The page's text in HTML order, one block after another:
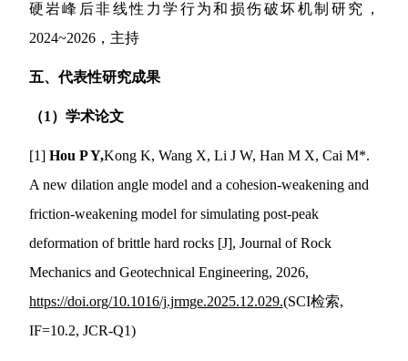
硬岩峰后非线性力学行为和损伤破坏机制研究，
2024~2026，主持
五、代表性研究成果
（1）学术论文
[1] Hou P Y,Kong K, Wang X, Li J W, Han M X, Cai M*.
A new dilation angle model and a cohesion-weakening and
friction-weakening model for simulating post-peak
deformation of brittle hard rocks [J], Journal of Rock
Mechanics and Geotechnical Engineering, 2026,
https://doi.org/10.1016/j.jrmge.2025.12.029.(SCI检索,
IF=10.2, JCR-Q1)